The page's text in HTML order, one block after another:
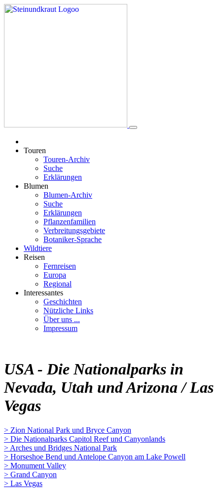
Touren
Touren-Archiv
Suche
Erklärungen
Blumen
Blumen-Archiv
Suche
Erklärungen
Pflanzenfamilien
Verbreitungsgebiete
Botaniker-Sprache
Wildtiere
Reisen
Fernreisen
Europa
Regional
Interessantes
Geschichten
Nützliche Links
Über uns ...
Impressum
USA - Die Nationalparks in
Nevada, Utah und Arizona / Las
Vegas
> Zion National Park und Bryce Canyon
> Die Nationalparks Capitol Reef und Canyonlands
> Arches und Bridges National Park
> Horseshoe Bend und Antelope Canyon am Lake Powell
> Monument Valley
> Grand Canyon
> Las Vegas